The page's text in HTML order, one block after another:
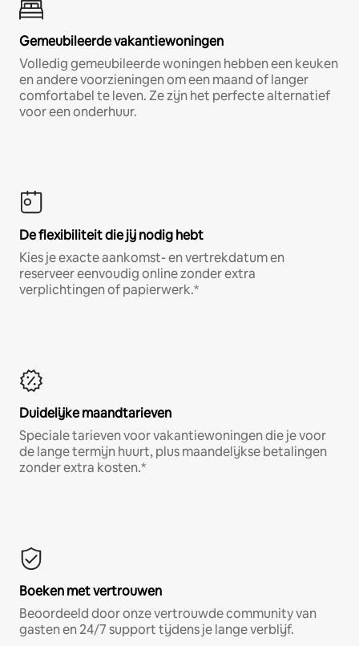
Gemeubileerde vakantiewoningen
Volledig gemeubileerde woningen hebben een keuken
en andere voorzieningen om een maand of langer
comfortabel te leven. Ze zijn het perfecte alternatief
voor een onderhuur.
De flexibiliteit die jij nodig hebt
Kies je exacte aankomst- en vertrekdatum en
reserveer eenvoudig online zonder extra
verplichtingen of papierwerk.*
Duidelijke maandtarieven
Speciale tarieven voor vakantiewoningen die je voor
de lange termijn huurt, plus maandelijkse betalingen
zonder extra kosten.*
Boeken met vertrouwen
Beoordeeld door onze vertrouwde community van
gasten en 24/7 support tijdens je lange verblijf.